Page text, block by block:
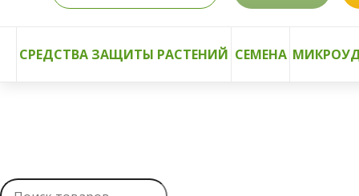
СРЕДСТВА ЗАЩИТЫ РАСТЕНИЙ СЕМЕНА